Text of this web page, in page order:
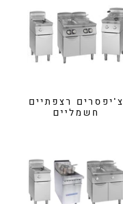
צ'יפסרים רצפתיים
חשמליים